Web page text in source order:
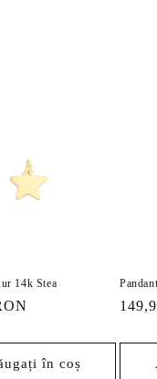
14k Stea
în coș
Preț